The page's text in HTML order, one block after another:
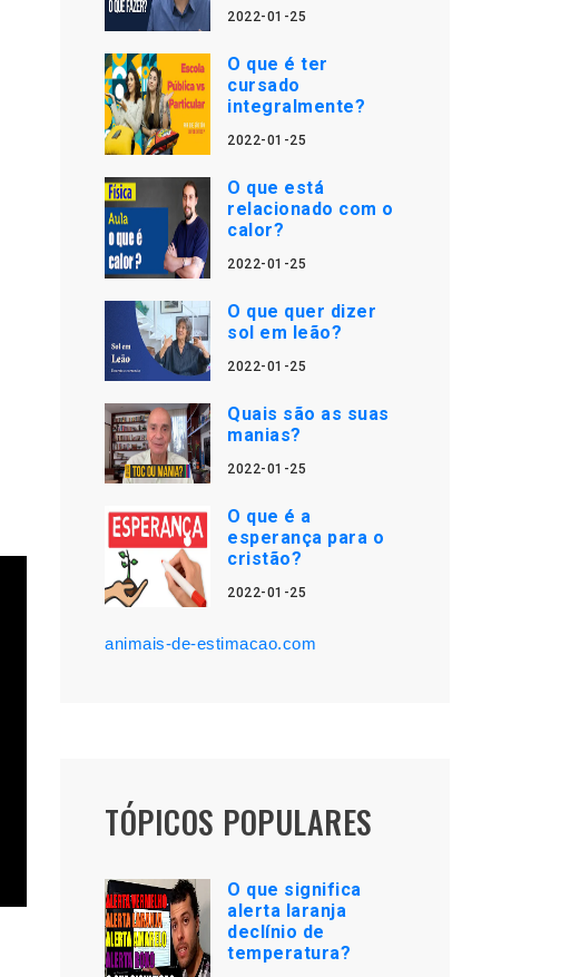
2022-01-25
O que é ter
cursado
integralmente?
2022-01-25
O que está
relacionado com o
calor?
2022-01-25
O que quer dizer
sol em leão?
2022-01-25
Quais são as suas
manias?
2022-01-25
O que é a
esperança para o
cristão?
2022-01-25
animais-de-estimacao.com
TÓPICOS POPULARES
O que significa
alerta laranja
declínio de
temperatura?